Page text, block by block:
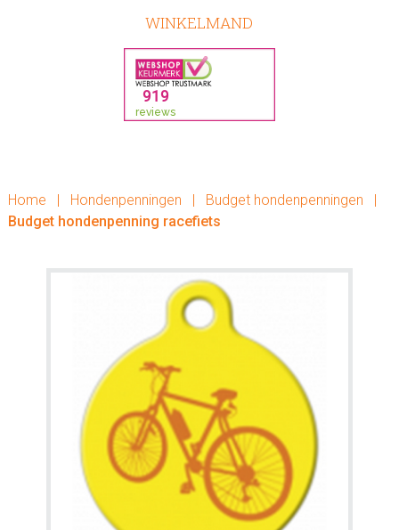
WINKELMAND
Home | Hondenpenningen | Budget hondenpenningen
|
Budget hondenpenning racefiets